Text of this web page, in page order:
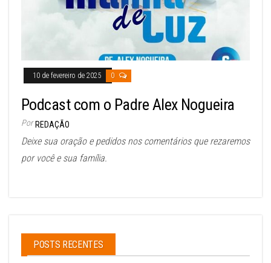
10 de fevereiro de 2025 0
Podcast com o Padre Alex Nogueira
Por REDAÇÃO
Deixe sua oração e pedidos nos comentários que rezaremos
por você e sua família.
POSTS RECENTES